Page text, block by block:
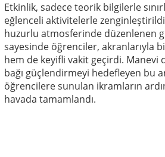
Etkinlik, sadece teorik bilgilerle
eğlenceli aktivitelerle
huzurlu atmosferinde düzenlenen
sayesinde öğrenciler, akranlarıyla
hem de keyifli vakit geçirdi. Manevi
bağı güçlendirmeyi hedefleyen bu
öğrencilere sunulan ikramların
havada tamamlandı.